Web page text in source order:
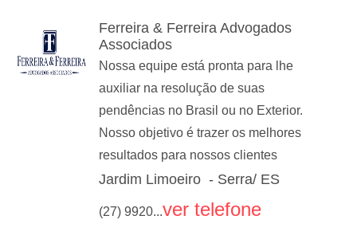
Ferreira & Ferreira Advogados
Associados
Nossa equipe está pronta para lhe
auxiliar na resolução de suas
pendências no Brasil ou no Exterior.
Nosso objetivo é trazer os melhores
resultados para nossos clientes
Jardim Limoeiro - Serra/ ES
(27) 9920...ver telefone